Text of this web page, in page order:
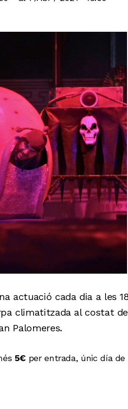
actuació cada dia a les
climatitzada al costat
Palomeres.
5€ per entrada, únic día de